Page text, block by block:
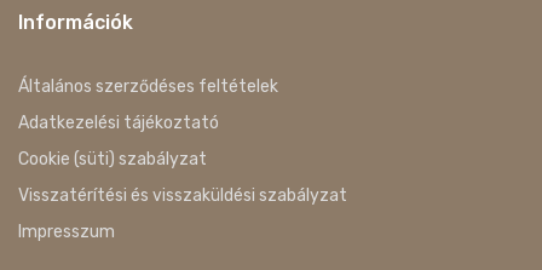
Információk
Általános szerződéses feltételek
Adatkezelési tájékoztató
Cookie (süti) szabályzat
Visszatérítési és visszaküldési szabályzat
Impresszum